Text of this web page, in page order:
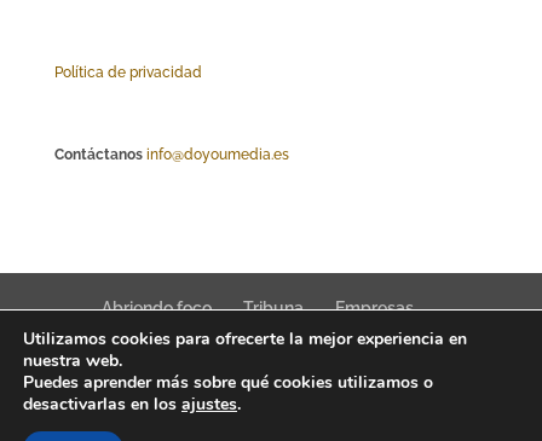
Política de privacidad
Contáctanos info@doyoumedia.es
Abriendo foco Tribuna
Empresas
Actualidad
Innovación Tendencias
Utilizamos cookies para ofrecerte la mejor experiencia en
nuestra web.
Puedes aprender más sobre qué cookies utilizamos o
desactivarlas en los ajustes.